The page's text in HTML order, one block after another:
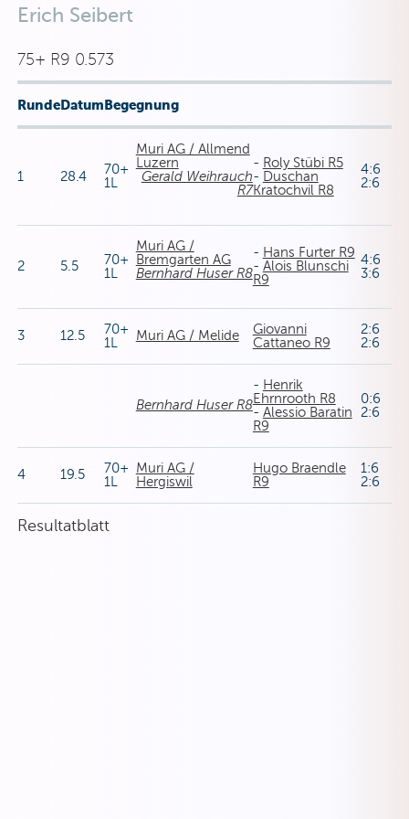
Erich Seibert
75+ R9 0.573
RundeDatumBegegnung
1 28.4
70+
1L
Muri AG / Allmend
Luzern
Gerald Weihrauch
R7
- Roly Stübi R5
- Duschan
Kratochvil R8
4:6
2:6
2 5.5
70+
1L
Muri AG /
Bremgarten AG
Bernhard Huser R8
- Hans Furter R9
- Alois Blunschi
R9
4:6
3:6
3 12.5
70+
1L
Muri AG / Melide
Giovanni
Cattaneo R9
2:6
2:6
Bernhard Huser R8
- Henrik
Ehrnrooth R8
- Alessio Baratin
R9
0:6
2:6
4 19.5
70+
1L
Muri AG /
Hergiswil
Hugo Braendle
R9
1:6
2:6
Resultatblatt